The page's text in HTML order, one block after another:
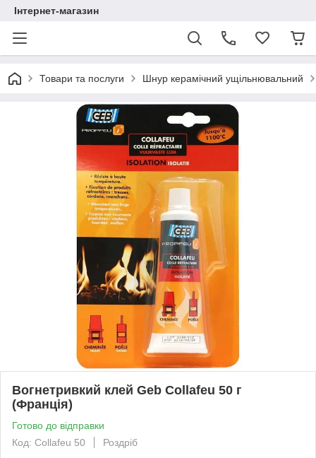
Інтернет-магазин
Товари та послуги Шнур керамічний ущільнювальний
Вогнетривкий клей Geb Collafeu 50 г
(Франція)
Готово до відправки
Код: Collafeu 50
Роздріб